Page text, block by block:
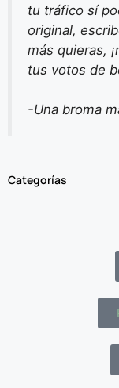
tu tráfico sí
original,
más quieras,
tus votos de
-Una broma
Categorías